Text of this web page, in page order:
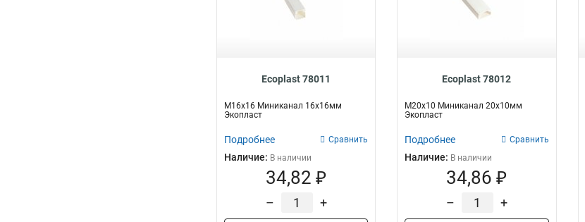
Ecoplast 78011
M16х16 Миниканал 16х16мм
Экопласт
Подробнее Сравнить
Наличие: В наличии
34,82 ₽
– +
Ecoplast 78012
M20х10 Миниканал 20х10мм
Экопласт
Подробнее Сравнить
Наличие: В наличии
34,86 ₽
– +